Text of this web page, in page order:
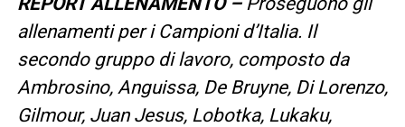
allenamenti per i Campioni d’Italia. Il
secondo gruppo di lavoro, composto da
Ambrosino, Anguissa, De Bruyne, Di Lorenzo,
Gilmour, Juan Jesus, Lobotka, Lukaku,